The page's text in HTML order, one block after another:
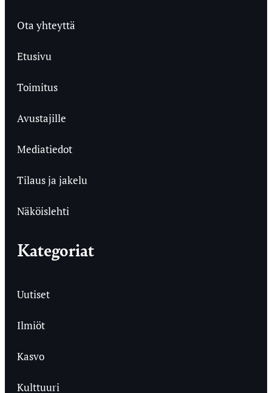
Ota yhteyttä
Etusivu
Toimitus
Avustajille
Mediatiedot
Tilaus ja jakelu
Näköislehti
Kategoriat
Uutiset
Ilmiöt
Kasvo
Kulttuuri